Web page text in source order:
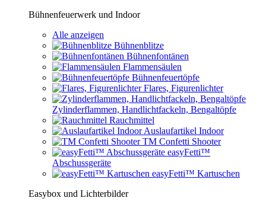
Bühnenfeuerwerk und Indoor
Alle anzeigen
Bühnenblitze
Bühnenfontänen
Flammensäulen
Bühnenfeuertöpfe
Flares, Figurenlichter
Zylinderflammen, Handlichtfackeln, Bengaltöpfe
Rauchmittel
Auslaufartikel Indoor
TM Confetti Shooter
easyFetti™
Abschussgeräte
easyFetti™ Kartuschen
Easybox und Lichterbilder